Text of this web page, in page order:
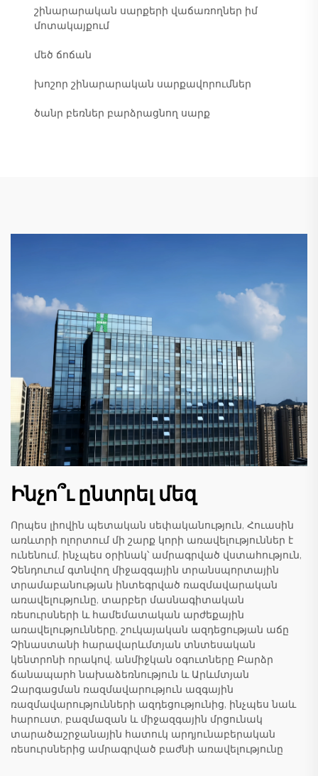
շինարարական սարքերի վաճառողներ իմ
մոտակայքում
մեծ ճոճան
խոշոր շինարարական սարքավորումներ
ծանր բեռներ բարձրացնող սարք
Ինչո՞ւ ընտրել մեզ
Որպես լիովին պետական սեփականություն, Հուասին
առևտրի ոլորտում մի շարք կորի առավելություններ է
ունենում, ինչպես օրինակ՝ ամրագրված վստահություն,
Չենդուում գտնվող միջազգային տրանսպորտային
տրամաբանության ինտեգրված ռազմավարական
առավելությունը, տարբեր մասնագիտական
ռեսուրսների և համեմատական արժեքային
առավելությունները, շուկայական ազդեցության աճը
Չինաստանի հարավարևմտյան տնտեսական
կենտրոնի որակով, անմիջկան օգուտները Բարձր
ճանապարհ նախաձեռնություն և Արևմտյան
Զարգացման ռազմավարություն ազգային
ռազմավարությունների ազդեցությունից, ինչպես նաև
հարուստ, բազմազան և միջազգային մրցունակ
տարածաշրջանային հատուկ արդյունաբերական
ռեսուրսներից ամրագրված բաժնի առավելությունը